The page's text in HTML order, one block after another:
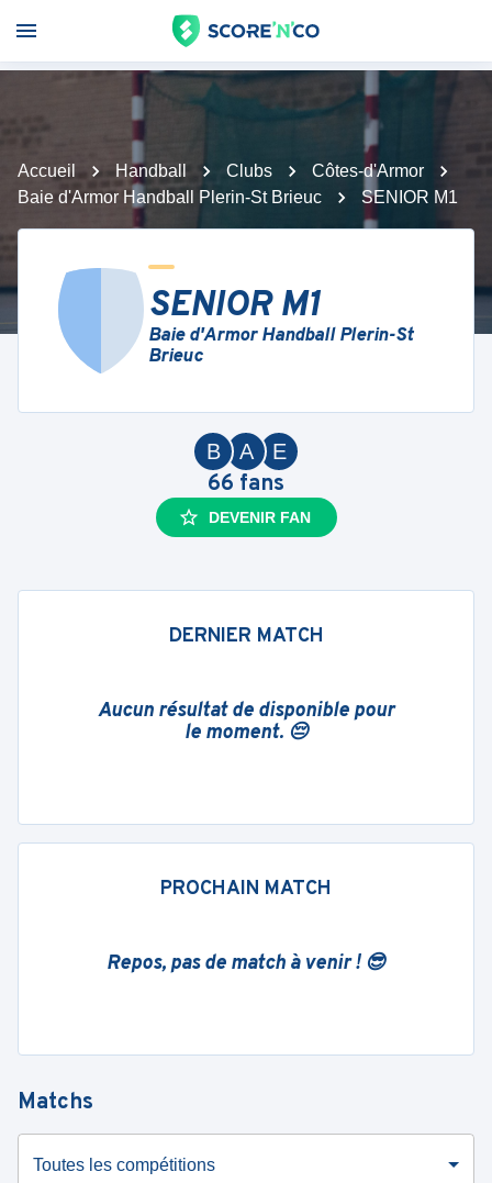
Accueil Handball Clubs
Côtes-d'Armor
Baie d'Armor Handball Plerin-St Brieuc
SENIOR M1
SENIOR M1
Baie d'Armor Handball Plerin-St
Brieuc
E
A
B
66 fans
DEVENIR FAN
DERNIER MATCH
Aucun résultat de disponible pour
le moment. 😔
PROCHAIN MATCH
Repos, pas de match à venir ! 😎
Matchs
Toutes les compétitions